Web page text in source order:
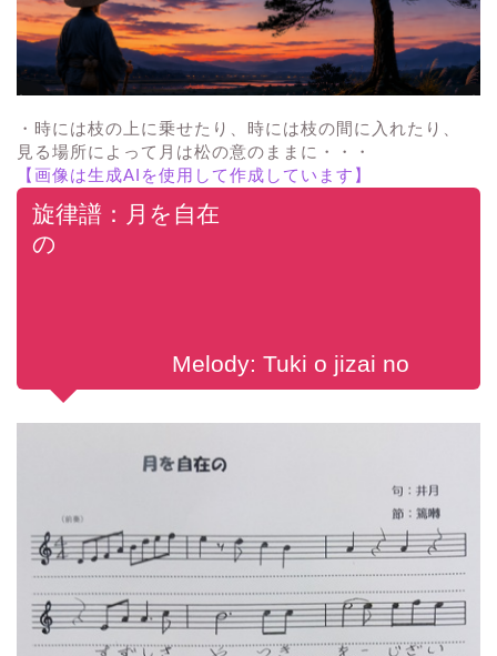
・時には枝の上に乗せたり、時には枝の間に入れたり、
見る場所によって月は松の意のままに・・・
【画像は生成AIを使用して作成しています】
旋律譜：月を自在
の
Melody: Tuki o jizai no